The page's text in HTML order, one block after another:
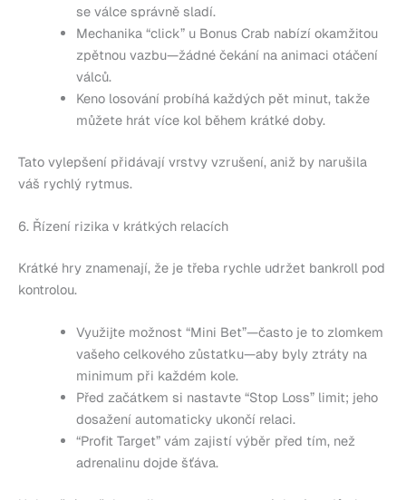
se válce správně sladí.
Mechanika “click” u Bonus Crab nabízí okamžitou
zpětnou vazbu—žádné čekání na animaci otáčení
válců.
Keno losování probíhá každých pět minut, takže
můžete hrát více kol během krátké doby.
Tato vylepšení přidávají vrstvy vzrušení, aniž by narušila
váš rychlý rytmus.
6. Řízení rizika v krátkých relacích
Krátké hry znamenají, že je třeba rychle udržet bankroll pod
kontrolou.
Využijte možnost “Mini Bet”—často je to zlomkem
vašeho celkového zůstatku—aby byly ztráty na
minimum při každém kole.
Před začátkem si nastavte “Stop Loss” limit; jeho
dosažení automaticky ukončí relaci.
“Profit Target” vám zajistí výběr před tím, než
adrenalinu dojde šťáva.